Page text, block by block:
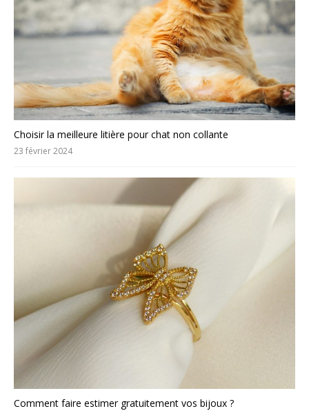
Choisir la meilleure litière pour chat non collante
23 février 2024
Comment faire estimer gratuitement vos bijoux ?